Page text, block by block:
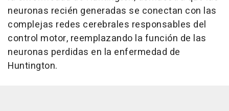
neuronas recién generadas se conectan con las
complejas redes cerebrales responsables del
control motor, reemplazando la función de las
neuronas perdidas en la enfermedad de
Huntington.